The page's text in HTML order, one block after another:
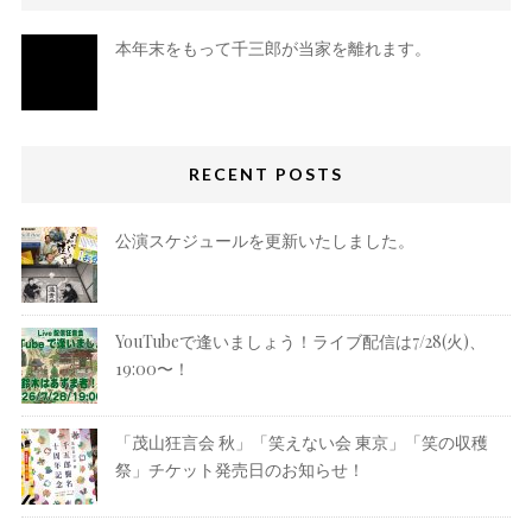
本年末をもって千三郎が当家を離れます。
RECENT POSTS
公演スケジュールを更新いたしました。
YouTubeで逢いましょう！ライブ配信は7/28(火)、
19:00〜！
「茂山狂言会 秋」「笑えない会 東京」「笑の収穫
祭」チケット発売日のお知らせ！